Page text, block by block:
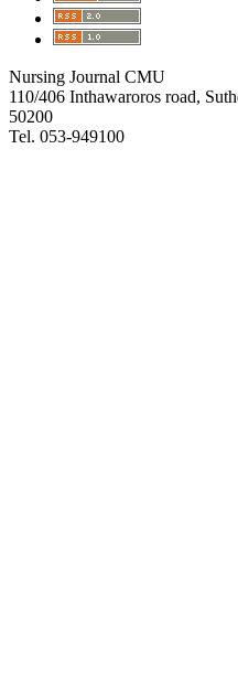
Nursing Journal CMU
110/406 Inthawaroros road,
50200
Tel. 053-949100